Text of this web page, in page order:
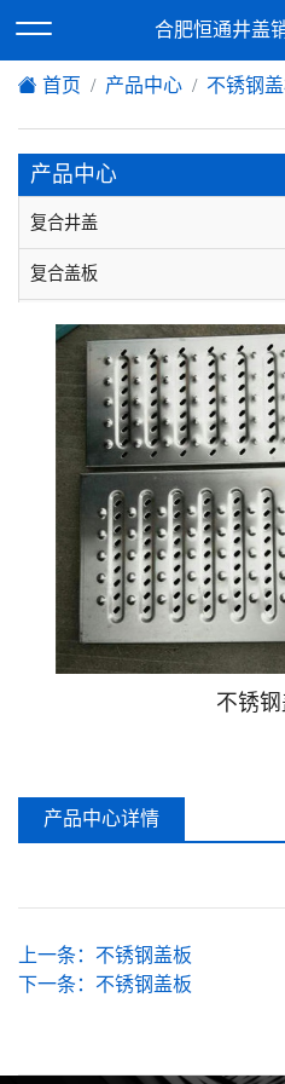
欢迎访问合肥恒通井盖销售有限公司网
合肥恒通井盖
首页 产品中心 不锈钢
产品中心
复合井盖
复合盖板
复合篦子
球墨铸铁井盖
球墨铸铁篦子
不锈钢井盖
不锈钢盖板
不锈钢格栅
不锈
产品中心详情
上一条： 不锈钢盖板
下一条： 不锈钢盖板